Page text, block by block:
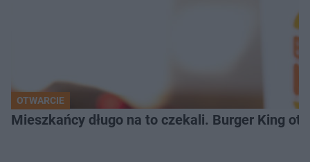
OTWARCIE
Mieszkańcy długo na to czekali. Burger King